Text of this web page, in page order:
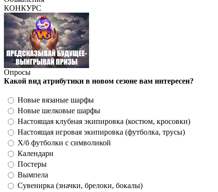
КОНКУРС
Опросы
Какой вид атрибутики в новом сезоне вам интересен?
Новые вязаные шарфы
Новые шелковые шарфы
Настоящая клубная экипировка (костюм, кросовки)
Настоящая игровая экипировка (футболка, трусы)
Х/б футболки с символикой
Календари
Постеры
Вымпела
Сувенирка (значки, брелоки, бокалы)